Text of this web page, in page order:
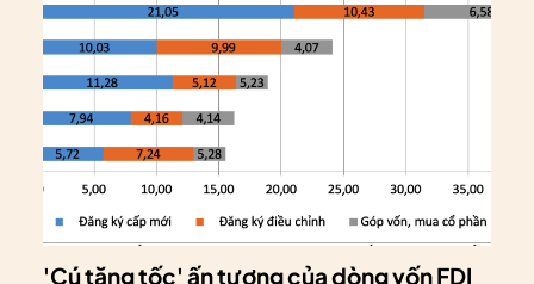
'Cú tăng tốc' ấn tượng của dòng vốn FDI